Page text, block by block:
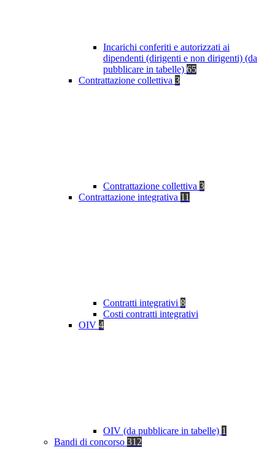
Incarichi conferiti e autorizzati ai
dipendenti (dirigenti e non dirigenti) (da
pubblicare in tabelle) 65
Contrattazione collettiva 3
Contrattazione collettiva 3
Contrattazione integrativa 11
Contratti integrativi 8
Costi contratti integrativi
OIV 4
OIV (da pubblicare in tabelle) 1
Bandi di concorso 312